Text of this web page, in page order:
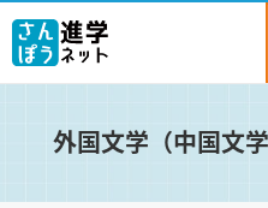
ログイン
・登録
外国文学（中国文